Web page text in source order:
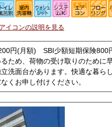
イコンの説明を見る
円(月額) SBI少額短期保険
ため、荷物の受け取りのために
洗面台があります。快適な暮ら
くお申し付けください。